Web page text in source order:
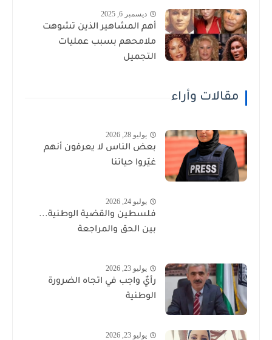
ديسمبر 6, 2025
أهم المشاهير الذين تشوهت
ملامحهم بسبب عمليات
التجميل
مقالات وأراء
يوليو 28, 2026
بعض الناس لا يعرفون أنهم
غيّروا حياتنا
يوليو 24, 2026
فلسطين والقضية الوطنية...
بين الحق والمراجعة
يوليو 23, 2026
رأيٌ واجب في اتجاه الضرورة
الوطنية
يوليو 23, 2026